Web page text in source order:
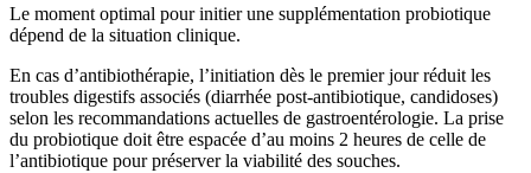
Le moment optimal pour initier une supplémentation probiotique
dépend de la situation clinique.
En cas d’antibiothérapie, l’initiation dès le premier jour réduit les
troubles digestifs associés (diarrhée post-antibiotique, candidoses)
selon les recommandations actuelles de gastroentérologie. La prise
du probiotique doit être espacée d’au moins 2 heures de celle de
l’antibiotique pour préserver la viabilité des souches.